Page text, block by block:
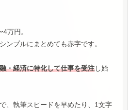
万円。
ンプルにまとめても赤字です。
・経済に特化して仕事を受注し始
、執筆スピードを早めたり、1文字